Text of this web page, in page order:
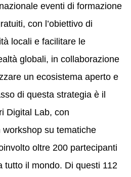
eventi di formazione
con l’obiettivo di
locali e facilitare le
globali, in collaborazione
un ecosistema aperto e
di questa strategia è il
Digital Lab, con
workshop su tematiche
oltre 200 partecipanti
tutto il mondo. Di questi 112